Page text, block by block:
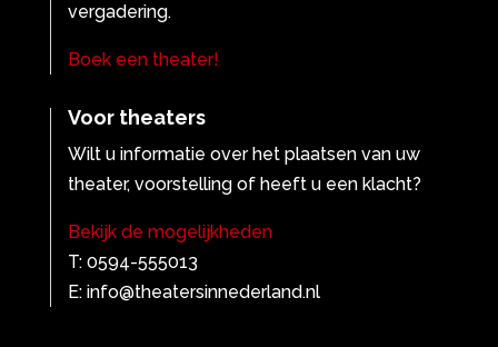
vergadering.
Boek een theater!
Voor theaters
Wilt u informatie over het plaatsen van uw
theater, voorstelling of heeft u een klacht?
Bekijk de mogelijkheden
T: 0594-555013
E: info@theatersinnederland.nl